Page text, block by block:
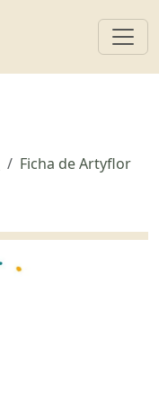
Ficha de Artyflor